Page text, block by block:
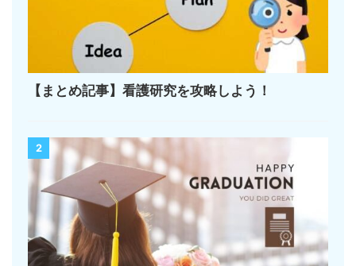
【まとめ記事】看護研究を攻略しよう！